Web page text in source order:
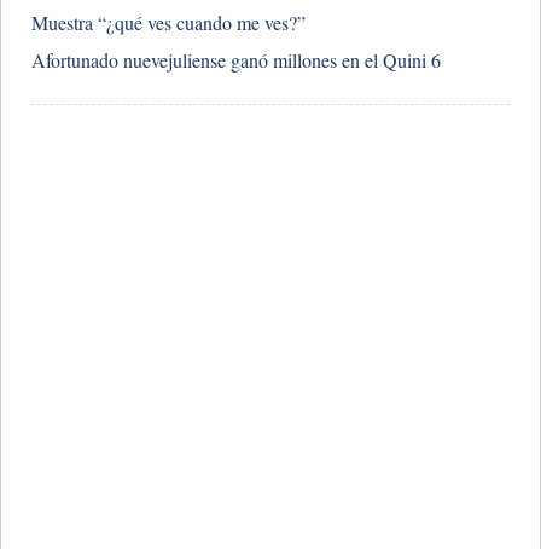
Muestra “¿qué ves cuando me ves?”
​Afortunado nuevejuliense ganó millones en el Quini 6